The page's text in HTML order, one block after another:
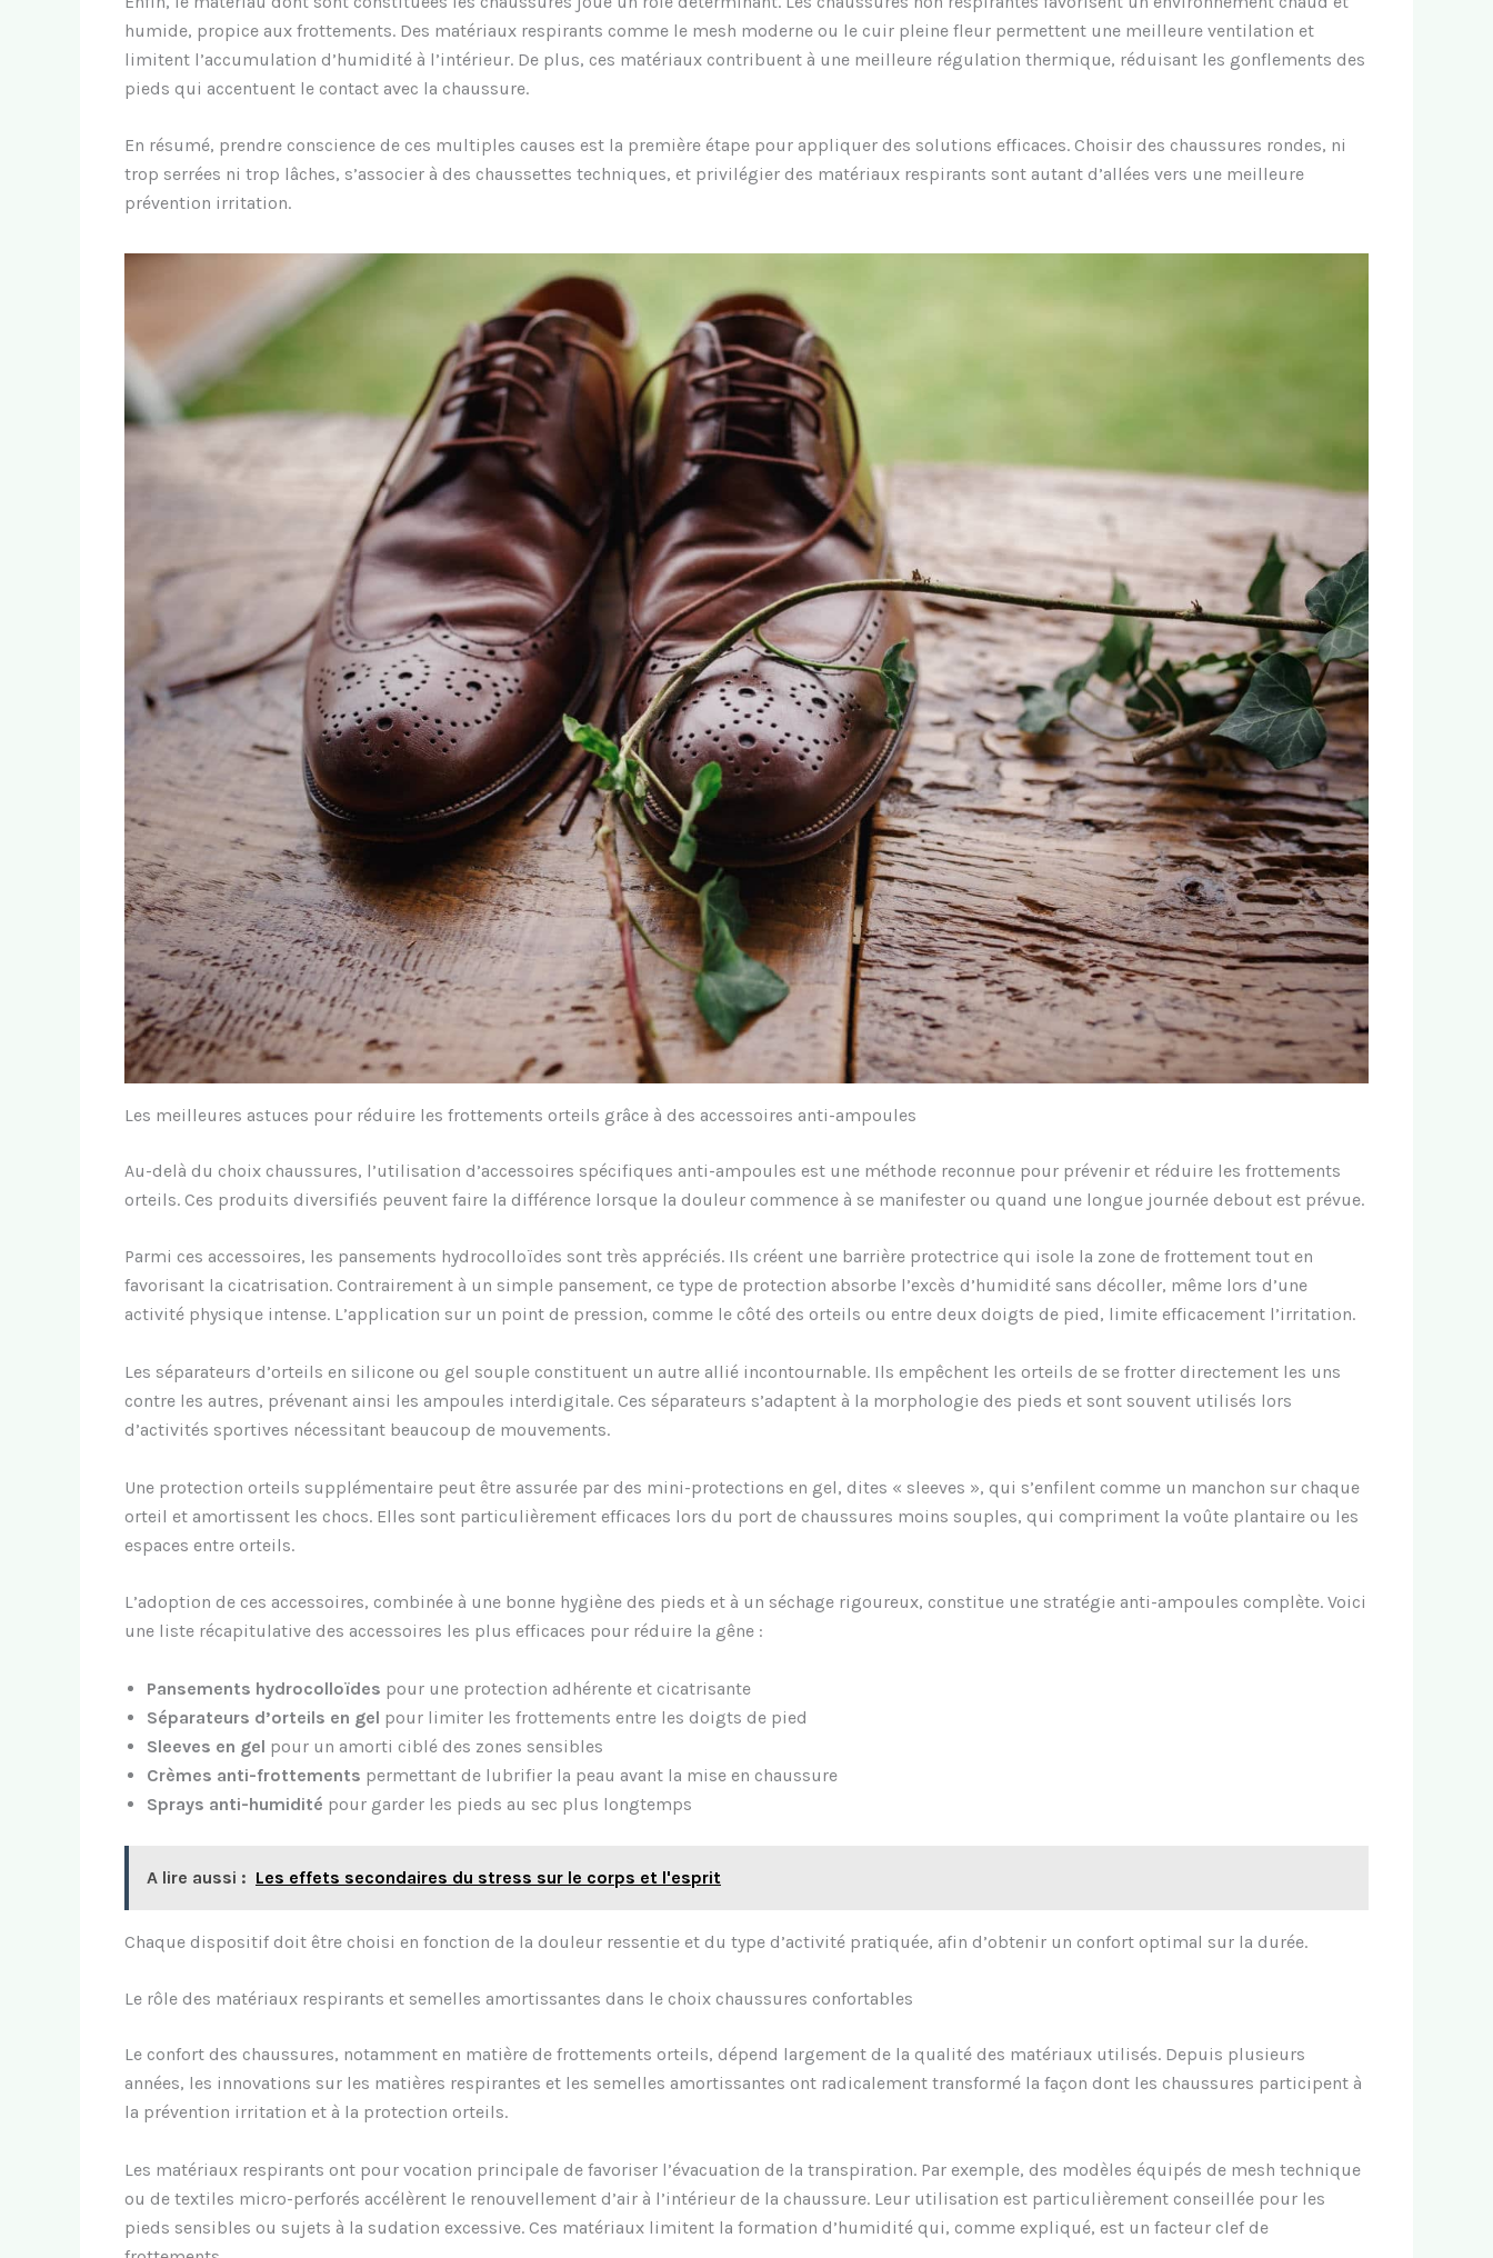
humide, propice aux frottements. Des matériaux respirants comme le mesh moderne ou le cuir pleine fleur permettent une meilleure ventilation et
limitent l’accumulation d’humidité à l’intérieur. De plus, ces matériaux contribuent à une meilleure régulation thermique, réduisant les gonflements des
pieds qui accentuent le contact avec la chaussure.
En résumé, prendre conscience de ces multiples causes est la première étape pour appliquer des solutions efficaces. Choisir des chaussures rondes, ni
trop serrées ni trop lâches, s’associer à des chaussettes techniques, et privilégier des matériaux respirants sont autant d’allées vers une meilleure
prévention irritation.
Les meilleures astuces pour réduire les frottements orteils grâce à des accessoires anti-ampoules
Au-delà du choix chaussures, l’utilisation d’accessoires spécifiques anti-ampoules est une méthode reconnue pour prévenir et réduire les frottements
orteils. Ces produits diversifiés peuvent faire la différence lorsque la douleur commence à se manifester ou quand une longue journée debout est prévue.
Parmi ces accessoires, les pansements hydrocolloïdes sont très appréciés. Ils créent une barrière protectrice qui isole la zone de frottement tout en
favorisant la cicatrisation. Contrairement à un simple pansement, ce type de protection absorbe l’excès d’humidité sans décoller, même lors d’une
activité physique intense. L’application sur un point de pression, comme le côté des orteils ou entre deux doigts de pied, limite efficacement l’irritation.
Les séparateurs d’orteils en silicone ou gel souple constituent un autre allié incontournable. Ils empêchent les orteils de se frotter directement les uns
contre les autres, prévenant ainsi les ampoules interdigitale. Ces séparateurs s’adaptent à la morphologie des pieds et sont souvent utilisés lors
d’activités sportives nécessitant beaucoup de mouvements.
Une protection orteils supplémentaire peut être assurée par des mini-protections en gel, dites « sleeves », qui s’enfilent comme un manchon sur chaque
orteil et amortissent les chocs. Elles sont particulièrement efficaces lors du port de chaussures moins souples, qui compriment la voûte plantaire ou les
espaces entre orteils.
L’adoption de ces accessoires, combinée à une bonne hygiène des pieds et à un séchage rigoureux, constitue une stratégie anti-ampoules complète. Voici
une liste récapitulative des accessoires les plus efficaces pour réduire la gêne :
Pansements hydrocolloïdes pour une protection adhérente et cicatrisante
Séparateurs d’orteils en gel pour limiter les frottements entre les doigts de pied
Sleeves en gel pour un amorti ciblé des zones sensibles
Crèmes anti-frottements permettant de lubrifier la peau avant la mise en chaussure
Sprays anti-humidité pour garder les pieds au sec plus longtemps
A lire aussi : Les effets secondaires du stress sur le corps et l'esprit
Chaque dispositif doit être choisi en fonction de la douleur ressentie et du type d’activité pratiquée, afin d’obtenir un confort optimal sur la durée.
Le rôle des matériaux respirants et semelles amortissantes dans le choix chaussures confortables
Le confort des chaussures, notamment en matière de frottements orteils, dépend largement de la qualité des matériaux utilisés. Depuis plusieurs
années, les innovations sur les matières respirantes et les semelles amortissantes ont radicalement transformé la façon dont les chaussures participent à
la prévention irritation et à la protection orteils.
Les matériaux respirants ont pour vocation principale de favoriser l’évacuation de la transpiration. Par exemple, des modèles équipés de mesh technique
ou de textiles micro-perforés accélèrent le renouvellement d’air à l’intérieur de la chaussure. Leur utilisation est particulièrement conseillée pour les
pieds sensibles ou sujets à la sudation excessive. Ces matériaux limitent la formation d’humidité qui, comme expliqué, est un facteur clef de